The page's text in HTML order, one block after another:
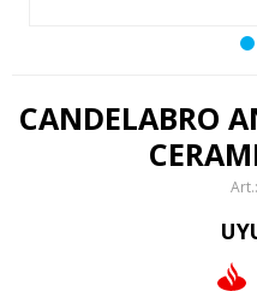
CANDELABRO